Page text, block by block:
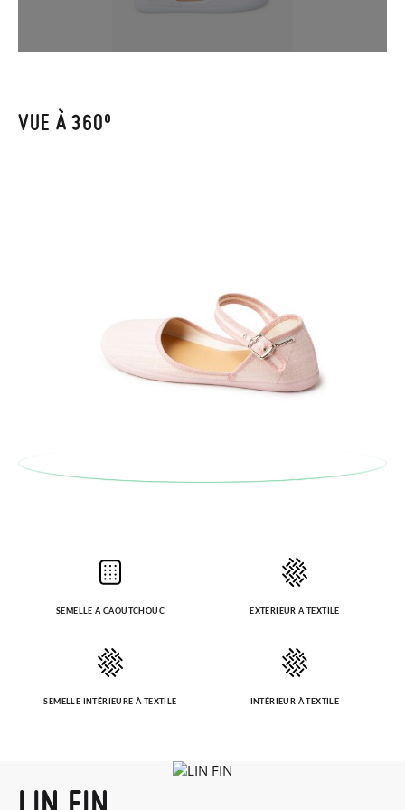
qu'invité, veuillez vous rendre sur notre page
VUE À 360º
SEMELLE À CAOUTCHOUC EXTÉRIEUR À TEXTILE
SEMELLE INTÉRIEURE À TEXTILE INTÉRIEUR À TEXTILE